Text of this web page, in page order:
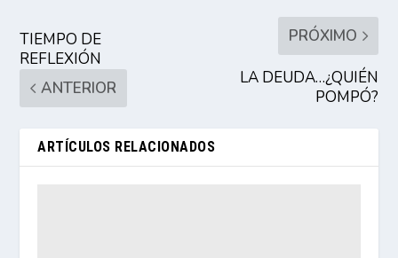
TIEMPO DE
REFLEXIÓN
ANTERIOR
PRÓXIMO
LA DEUDA…¿QUIÉN
POMPÓ?
ARTÍCULOS RELACIONADOS